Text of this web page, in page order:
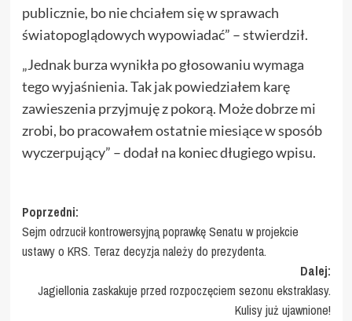
publicznie, bo nie chciałem się w sprawach
światopoglądowych wypowiadać” – stwierdził.
„Jednak burza wynikła po głosowaniu wymaga
tego wyjaśnienia. Tak jak powiedziałem karę
zawieszenia przyjmuję z pokorą. Może dobrze mi
zrobi, bo pracowałem ostatnie miesiące w sposób
wyczerpujący” – dodał na koniec długiego wpisu.
Zobacz
wpisy
Poprzedni:
Sejm odrzucił kontrowersyjną poprawkę Senatu w projekcie
ustawy o KRS. Teraz decyzja należy do prezydenta.
Dalej:
Jagiellonia zaskakuje przed rozpoczęciem sezonu ekstraklasy.
Kulisy już ujawnione!